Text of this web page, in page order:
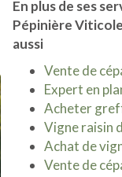
En plus de ses
Pépinière
aussi
Vente de
Expert en
Acheter
Vigne raisin
Achat de
Vente de